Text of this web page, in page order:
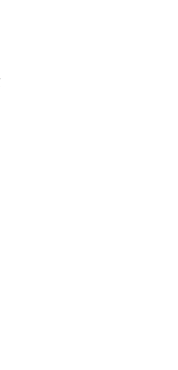
ročník
hodin
ročník
hodina